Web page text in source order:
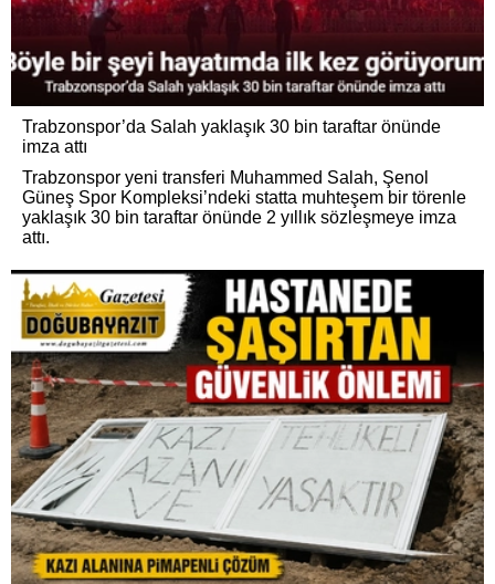
Trabzonspor’da Salah yaklaşık 30 bin taraftar önünde
imza attı
Trabzonspor yeni transferi Muhammed Salah, Şenol
Güneş Spor Kompleksi’ndeki statta muhteşem bir törenle
yaklaşık 30 bin taraftar önünde 2 yıllık sözleşmeye imza
attı.